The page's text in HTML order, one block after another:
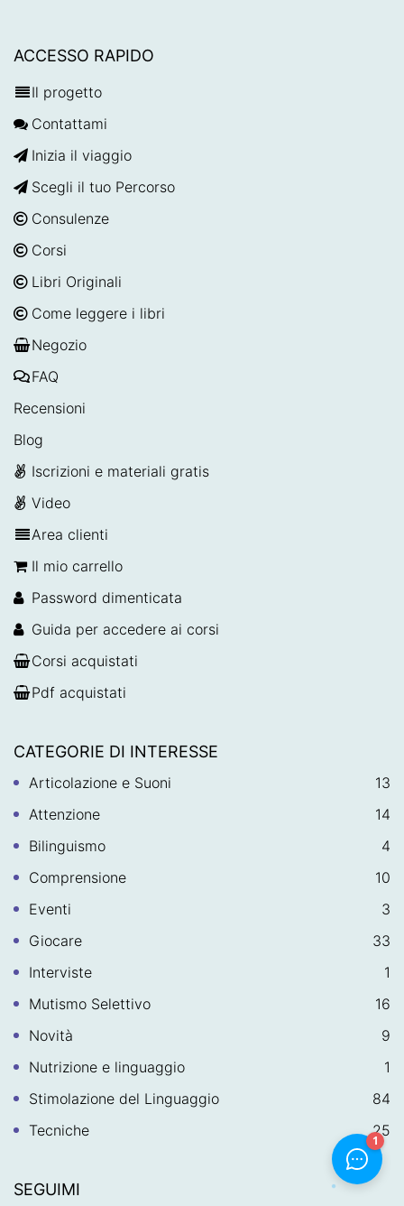
ACCESSO RAPIDO
Il progetto
Contattami
Inizia il viaggio
Scegli il tuo Percorso
Consulenze
Corsi
Libri Originali
Come leggere i libri
Negozio
FAQ
Recensioni
Blog
Iscrizioni e materiali gratis
Video
Area clienti
Il mio carrello
Password dimenticata
Guida per accedere ai corsi
Corsi acquistati
Pdf acquistati
CATEGORIE DI INTERESSE
Articolazione e Suoni
13
Attenzione
14
Bilinguismo
4
Comprensione
10
Eventi
3
Giocare
33
Interviste
1
Mutismo Selettivo
16
Novità
9
Nutrizione e linguaggio
1
Stimolazione del Linguaggio
84
Tecniche
25
SEGUIMI